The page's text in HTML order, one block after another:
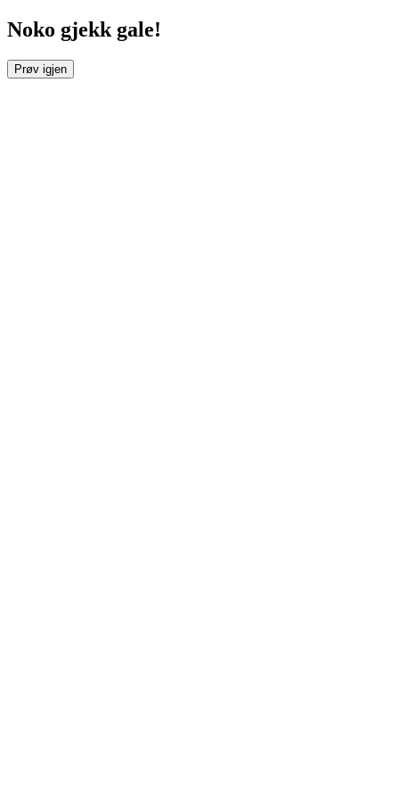
Noko gjekk gale!
Prøv igjen